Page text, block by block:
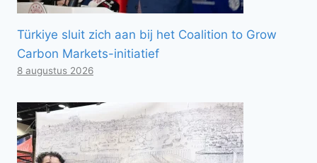
Türkiye sluit zich aan bij het Coalition to Grow
Carbon Markets-initiatief
8 augustus 2026